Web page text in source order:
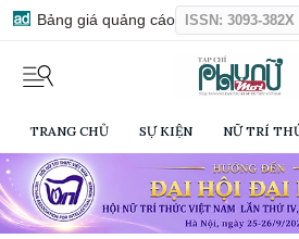
Bảng giá quảng cáo ISSN: 3093-382X
TRANG CHỦ SỰ KIỆN NỮ TRÍ